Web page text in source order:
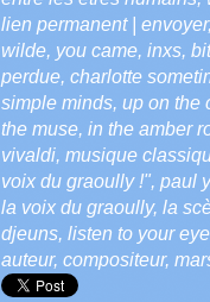
lien permanent | envoyer
wilde, you came, inxs,
perdue, charlotte
simple minds, up on the
the muse, in the amber
vivaldi, musique
voix du graoully !", paul
la voix du graoully, la
djeuns, listen to your
auteur, compositeur,